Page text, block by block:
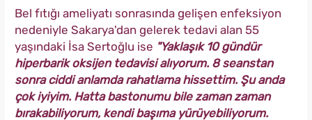
Bel fıtığı ameliyatı sonrasında gelişen enfeksiyon
nedeniyle Sakarya'dan gelerek tedavi alan 55
yaşındaki İsa Sertoğlu ise "Yaklaşık 10 gündür
hiperbarik oksijen tedavisi alıyorum. 8 seanstan
sonra ciddi anlamda rahatlama hissettim. Şu anda
çok iyiyim. Hatta bastonumu bile zaman zaman
bırakabiliyorum, kendi başıma yürüyebiliyorum.